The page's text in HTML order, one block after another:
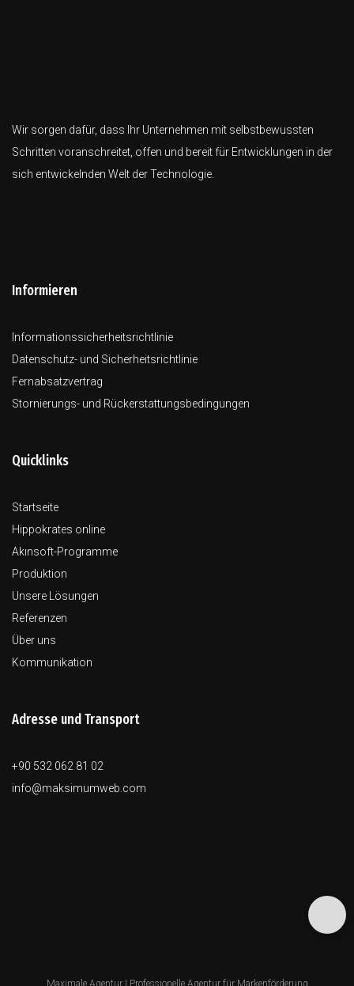
Wir sorgen dafür, dass Ihr Unternehmen mit selbstbewussten
Schritten voranschreitet, offen und bereit für Entwicklungen in der
sich entwickelnden Welt der Technologie.
Informieren
Informationssicherheitsrichtlinie
Datenschutz- und Sicherheitsrichtlinie
Fernabsatzvertrag
Stornierungs- und Rückerstattungsbedingungen
Quicklinks
Startseite
Hippokrates online
Akınsoft-Programme
Produktion
Unsere Lösungen
Referenzen
Über uns
Kommunikation
Adresse und Transport
+90 532 062 81 02
info@maksimumweb.com